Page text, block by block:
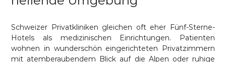
Schweizer Privatkliniken gleichen oft eher Fünf-Sterne-
Hotels als medizinischen Einrichtungen. Patienten
wohnen in wunderschön eingerichteten Privatzimmern
mit atemberaubendem Blick auf die Alpen oder ruhige